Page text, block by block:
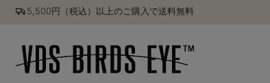
5,500円（税込）以上のご購入で送料無料